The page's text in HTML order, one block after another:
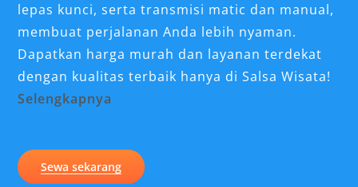
lepas kunci, serta transmisi matic dan manual,
membuat perjalanan Anda lebih nyaman.
Dapatkan harga murah dan layanan terdekat
dengan kualitas terbaik hanya di Salsa Wisata!
Selengkapnya
menawarkan berbagai pilihan transportasi
untuk menunjang mobilitas warganya maupun
Sewa sekarang